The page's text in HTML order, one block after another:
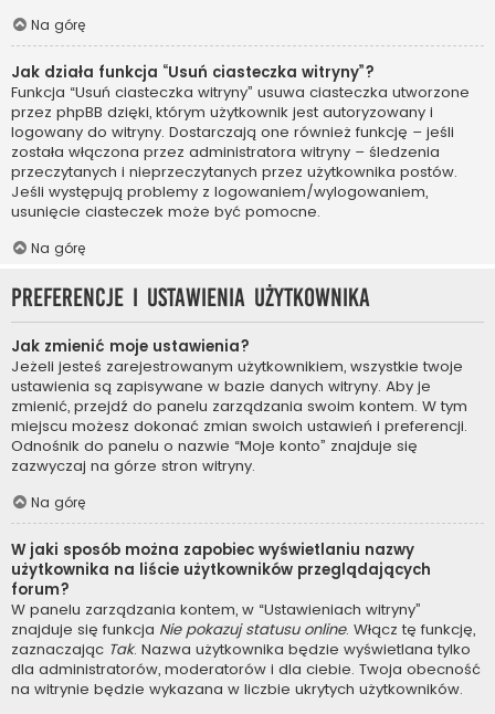
Na górę
Jak działa funkcja “Usuń ciasteczka witryny”?
Funkcja “Usuń ciasteczka witryny” usuwa ciasteczka utworzone
przez phpBB dzięki, którym użytkownik jest autoryzowany i
logowany do witryny. Dostarczają one również funkcję – jeśli
została włączona przez administratora witryny – śledzenia
przeczytanych i nieprzeczytanych przez użytkownika postów.
Jeśli występują problemy z logowaniem/wylogowaniem,
usunięcie ciasteczek może być pomocne.
Na górę
Preferencje i ustawienia użytkownika
Jak zmienić moje ustawienia?
Jeżeli jesteś zarejestrowanym użytkownikiem, wszystkie twoje
ustawienia są zapisywane w bazie danych witryny. Aby je
zmienić, przejdź do panelu zarządzania swoim kontem. W tym
miejscu możesz dokonać zmian swoich ustawień i preferencji.
Odnośnik do panelu o nazwie “Moje konto” znajduje się
zazwyczaj na górze stron witryny.
Na górę
W jaki sposób można zapobiec wyświetlaniu nazwy
użytkownika na liście użytkowników przeglądających
forum?
W panelu zarządzania kontem, w “Ustawieniach witryny”
znajduje się funkcja Nie pokazuj statusu online. Włącz tę funkcję,
zaznaczając Tak. Nazwa użytkownika będzie wyświetlana tylko
dla administratorów, moderatorów i dla ciebie. Twoja obecność
na witrynie będzie wykazana w liczbie ukrytych użytkowników.